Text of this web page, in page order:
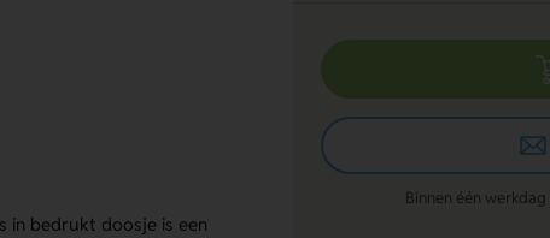
in bedrukt doosje is een
Binnen één